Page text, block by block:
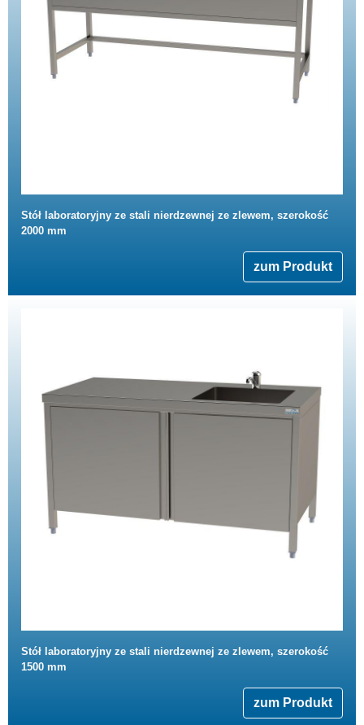
Stół laboratoryjny ze stali nierdzewnej ze zlewem, szerokość
2000 mm
zum Produkt
Stół laboratoryjny ze stali nierdzewnej ze zlewem, szerokość
1500 mm
zum Produkt